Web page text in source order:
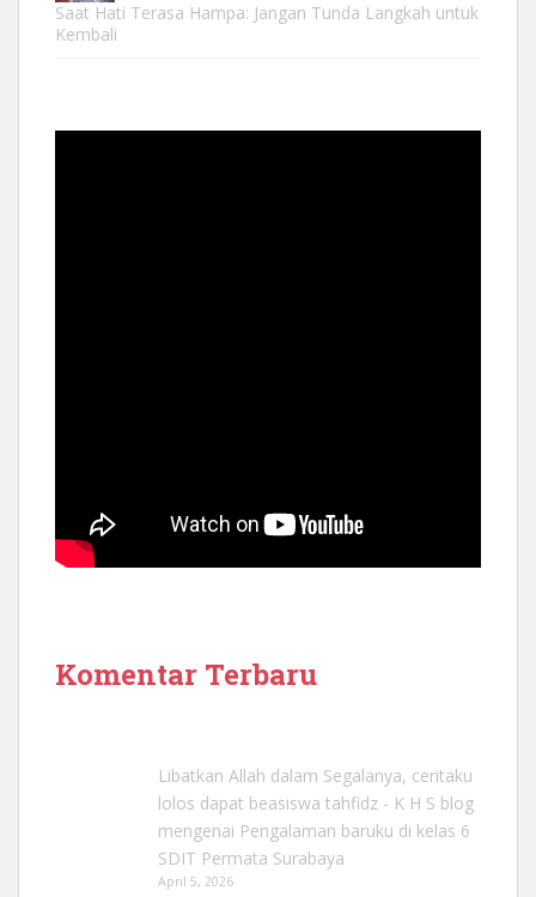
Saat Hati Terasa Hampa: Jangan Tunda Langkah untuk
Kembali
Komentar Terbaru
Libatkan Allah dalam Segalanya, ceritaku
lolos dapat beasiswa tahfidz - K H S blog
mengenai Pengalaman baruku di kelas 6
SDIT Permata Surabaya
April 5, 2026